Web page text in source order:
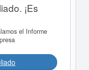
¡Es
el Informe